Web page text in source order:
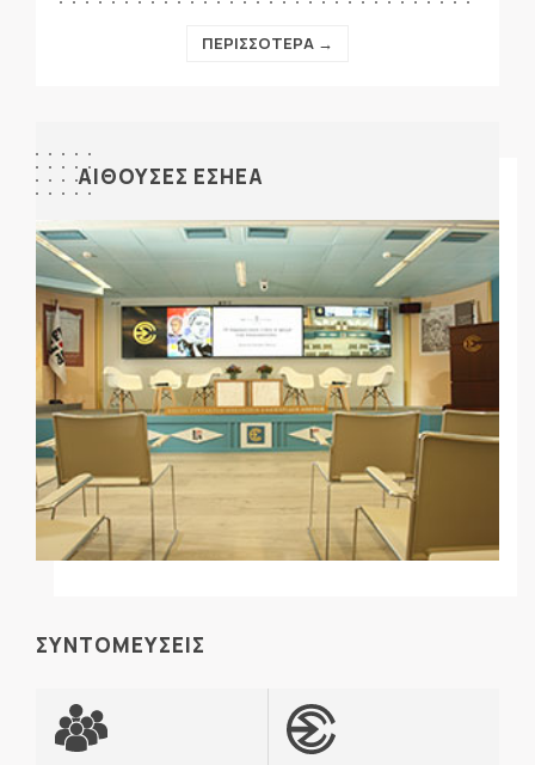
ΠΕΡΙΣΣΟΤΕΡΑ →
ΑΙΘΟΥΣΕΣ ΕΣΗΕΑ
ΣΥΝΤΟΜΕΥΣΕΙΣ